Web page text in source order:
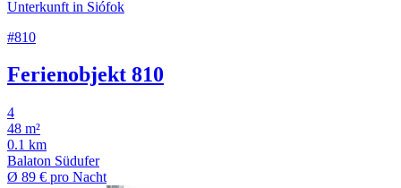
Unterkunft in Siófok
#810
Ferienobjekt 810
4
48 m²
0.1 km
Balaton Südufer
Ø 89 € pro Nacht